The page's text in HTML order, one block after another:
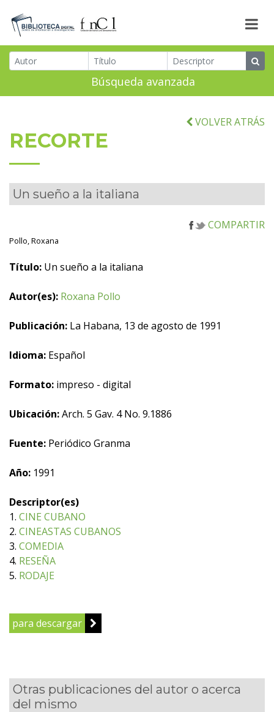
Búsqueda avanzada
VOLVER ATRÁS
RECORTE
Un sueño a la italiana
COMPARTIR
Pollo, Roxana
Título: Un sueño a la italiana
Autor(es): Roxana Pollo
Publicación: La Habana, 13 de agosto de 1991
Idioma: Español
Formato: impreso - digital
Ubicación:Arch. 5 Gav. 4 No. 9.1886
Fuente: Periódico Granma
Año: 1991
Descriptor(es)
1. CINE CUBANO
2. CINEASTAS CUBANOS
3. COMEDIA
4. RESEÑA
5. RODAJE
para descargar
Otras publicaciones del autor o acerca
del mismo